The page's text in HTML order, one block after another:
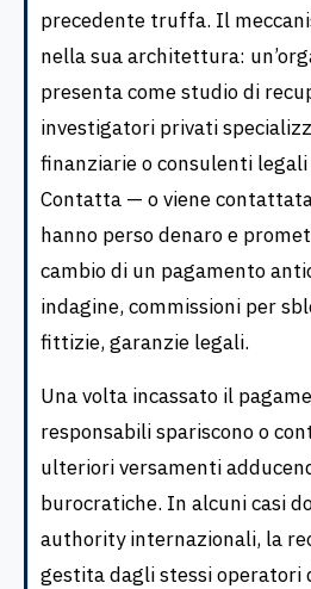
precedente truffa. Il
nella sua architettura:
presenta come studio di
investigatori privati
finanziarie o consulenti
Contatta — o viene
hanno perso denaro e
cambio di un pagamento
indagine, commissioni per
fittizie, garanzie legali.
Una volta incassato il
responsabili spariscono o
ulteriori versamenti
burocratiche. In alcuni casi
authority internazionali, la
gestita dagli stessi